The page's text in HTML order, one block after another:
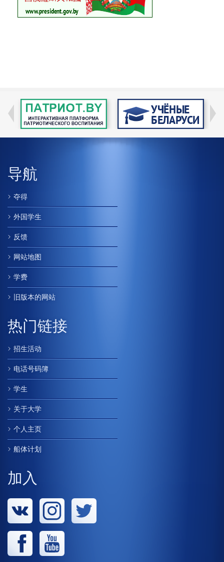
导航
夺得
外国学生
反馈
网站地图
学费
旧版本的网站
热门链接
招生活动
电话号码簿
学生
关于大学
个人主页
船体计划
加入